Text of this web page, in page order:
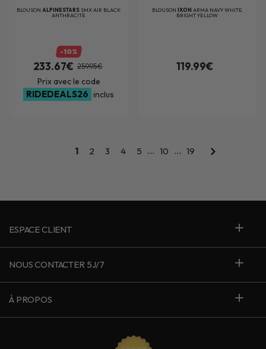
BLOUSONALPINESTARS SMX AIR BLACK
ANTHRACITE
-10%
233.67€ 259.95€
Prix avec le code
RIDEDEALS26 inclus
BLOUSON IXONARMA NAVY WHITE
BRIGHT YELLOW
119.99€
1 2 3 4 5 ... 10 ... 19
ESPACE CLIENT
NOUS CONTACTER 5J/7
À PROPOS